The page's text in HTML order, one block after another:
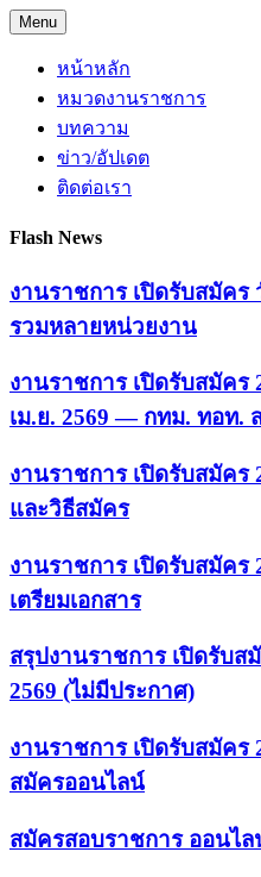
Skip
to
content
Menu
หน้าหลัก
หมวดงานราชการ
บทความ
ข่าว/อัปเดต
ติดต่อเรา
Flash News
งานราชการ เปิดรับสมัคร
รวมหลายหน่วยงาน
งานราชการ เปิดรับสมัคร
เม.ย. 2569 — กทม. ทอท.
งานราชการ เปิดรับสมัค
และวิธีสมัคร
งานราชการ เปิดรับสมัคร
เตรียมเอกสาร
สรุปงานราชการ เปิดรับส
2569 (ไม่มีประกาศ)
งานราชการ เปิดรับสมัคร
สมัครออนไลน์
สมัครสอบราชการ ออนไ